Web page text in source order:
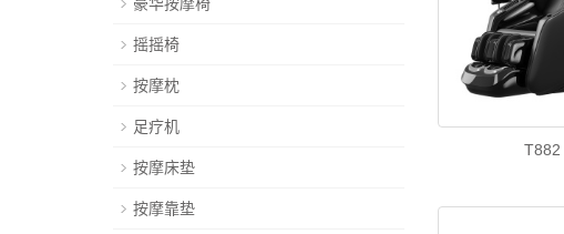
T882
摇摇椅
按摩枕
足疗机
按摩床垫
按摩靠垫